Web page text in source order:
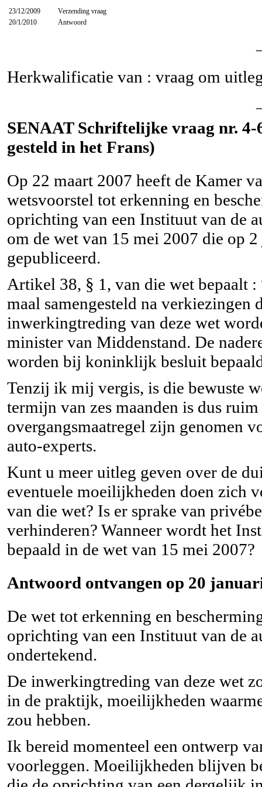
23/12/2009
Verzending vraag
20/1/2010
Antwoord
Herkwalificatie van : vraag om
SENAAT Schriftelijke vraag nr. 4-
gesteld in het Frans)
Op 22 maart 2007 heeft de Kamer
wetsvoorstel tot erkenning en
oprichting van een Instituut van de
om de wet van 15 mei 2007 die op
gepubliceerd.
Artikel 38, § 1, van die wet bepaalt
maal samengesteld na verkiezingen
inwerkingtreding van deze wet
minister van Middenstand. De
worden bij koninklijk besluit
Tenzij ik mij vergis, is die bewuste
termijn van zes maanden is dus
overgangsmaatregel zijn genomen
auto-experts.
Kunt u meer uitleg geven over de
eventuele moeilijkheden doen zich
van die wet? Is er sprake van
verhinderen? Wanneer wordt het
bepaald in de wet van 15 mei 2007?
Antwoord ontvangen op 20
De wet tot erkenning en
oprichting van een Instituut van de
ondertekend.
De inwerkingtreding van deze wet
in de praktijk, moeilijkheden
zou hebben.
Ik bereid momenteel een ontwerp
voorleggen. Moeilijkheden blijven